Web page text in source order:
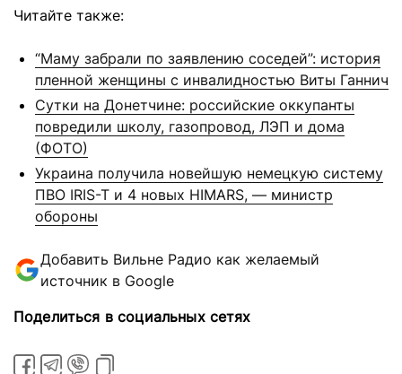
Читайте также:
“Маму забрали по заявлению соседей”: история
пленной женщины с инвалидностью Виты Ганнич
Сутки на Донетчине: российские оккупанты
повредили школу, газопровод, ЛЭП и дома
(ФОТО)
Украина получила новейшую немецкую систему
ПВО IRIS-T и 4 новых HIMARS, — министр
обороны
Добавить Вильне Радио как желаемый
источник в Google
Поделиться в социальных сетях